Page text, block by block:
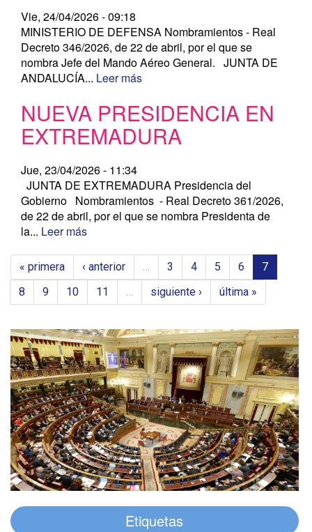
Vie, 24/04/2026 - 09:18
MINISTERIO DE DEFENSA Nombramientos - Real
Decreto 346/2026, de 22 de abril, por el que se
nombra Jefe del Mando Aéreo General. JUNTA DE
ANDALUCÍA... Leer más
NUEVA PRESIDENCIA EN
EXTREMADURA
Jue, 23/04/2026 - 11:34
JUNTA DE EXTREMADURA Presidencia del
Gobierno Nombramientos - Real Decreto 361/2026,
de 22 de abril, por el que se nombra Presidenta de
la... Leer más
« primera ‹ anterior … 3 4 5 6
7
8
9 10 11 … siguiente › última »
Etiquetas